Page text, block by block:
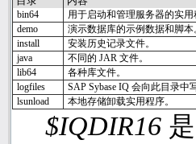
bin64
用于启动和管理服务器的实用
demo
演示数据库的示例数据和脚本
install
安装历史记录文件。
java
不同的JAR文件。
lib64
各种库文件。
logfiles
SAP Sybase IQ会向此目录中
lsunload
本地存储卸载实用程序。
$IQDIR16